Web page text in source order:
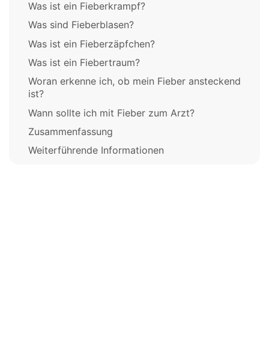
Was ist ein Fieberkrampf?
Was sind Fieberblasen?
Was ist ein Fieberzäpfchen?
Was ist ein Fiebertraum?
Woran erkenne ich, ob mein Fieber ansteckend
ist?
Wann sollte ich mit Fieber zum Arzt?
Zusammenfassung
Weiterführende Informationen